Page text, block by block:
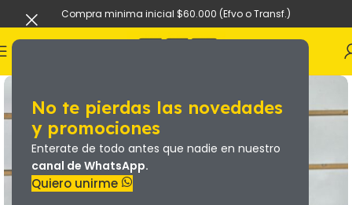
No te pierdas las novedades
y promociones
Enterate de todo antes que nadie en nuestro
canal de WhatsApp.
Quiero unirme
Compra minima inicial $60.000 (Efvo o Transf.)